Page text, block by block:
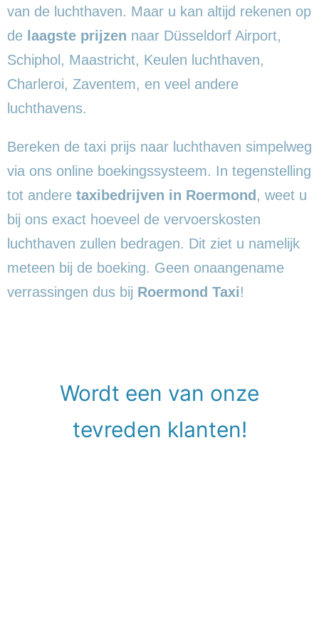
van de luchthaven. Maar u kan altijd rekenen op
de laagste prijzen naar Düsseldorf Airport,
Schiphol, Maastricht, Keulen luchthaven,
Charleroi, Zaventem, en veel andere
luchthavens.
Bereken de taxi prijs naar luchthaven simpelweg
via ons online boekingssysteem. In tegenstelling
tot andere taxibedrijven in Roermond , weet u
bij ons exact hoeveel de vervoerskosten
luchthaven zullen bedragen. Dit ziet u namelijk
meteen bij de boeking. Geen onaangename
verrassingen dus bij Roermond Taxi!
Wordt een van onze
tevreden klanten!